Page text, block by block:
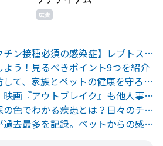
広告
【獣医師が教えるワクチン接種必須の感染症】レプトスピラ症
う！見るべきポイント9つを紹介
人獣共通感染症を予防して、家族とペットの健康を守ろう！
動物密輸大国の日本。映画『アウトブレイク』も他人事じゃない！
【獣医師監修】犬の尿の色でわかる疾患とは？日々のチェック方法
マダニ感染症患者数が過去最多を記録。ペットからの感染にも注意して